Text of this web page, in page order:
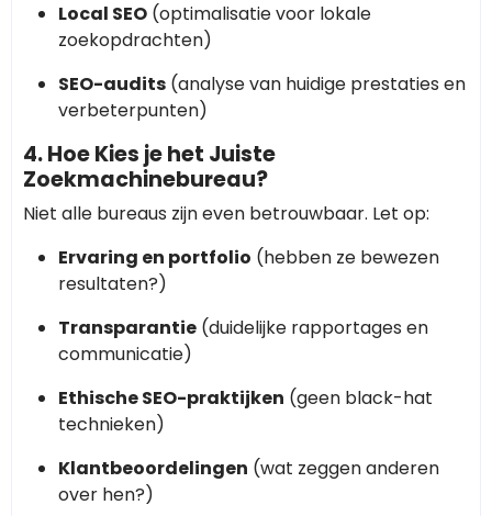
Local SEO (optimalisatie voor lokale
zoekopdrachten)
SEO-audits (analyse van huidige prestaties en
verbeterpunten)
4. Hoe Kies je het Juiste
Zoekmachinebureau?
Niet alle bureaus zijn even betrouwbaar. Let op:
Ervaring en portfolio (hebben ze bewezen
resultaten?)
Transparantie (duidelijke rapportages en
communicatie)
Ethische SEO-praktijken (geen black-hat
technieken)
Klantbeoordelingen (wat zeggen anderen
over hen?)